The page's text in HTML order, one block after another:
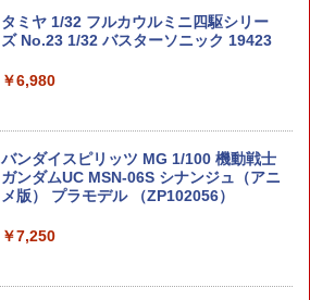
タミヤ 1/32 フルカウルミニ四駆シリー
ズ No.23 1/32 バスターソニック 19423
￥6,980
バンダイスピリッツ MG 1/100 機動戦士
ガンダムUC MSN-06S シナンジュ（アニ
メ版） プラモデル （ZP102056）
￥7,250